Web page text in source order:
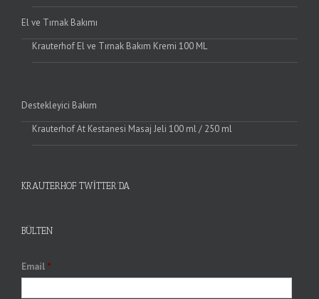
El ve Tırnak Bakımı
Krauterhof El ve Tırnak Bakım Kremi 100 ML
Destekleyici Bakım
Krauterhof At Kestanesi Masaj Jeli 100 ml / 250 ml
KRAUTERHOF TWITTER’DA
BÜLTEN
Email *